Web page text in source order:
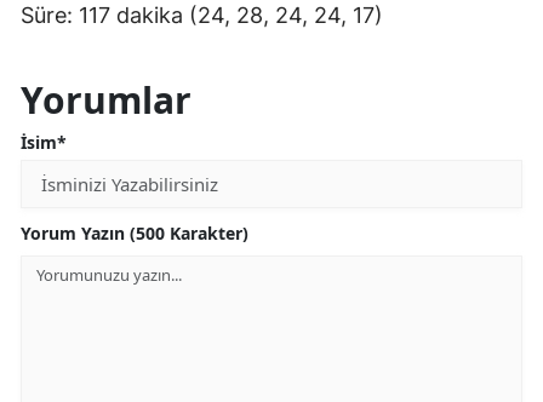
Süre: 117 dakika (24, 28, 24, 24, 17)
Yorumlar
İsim*
Yorum Yazın (500 Karakter)